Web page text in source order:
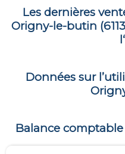
Les dernières
Origny-le-butin (
Données sur
Balance